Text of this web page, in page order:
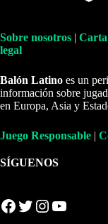
Sobre nosotros | Carta
legal
Balón Latino es un
información sobre
en Europa, Asia y
Juego Responsable |
SÍGUENOS
Facebook Twitter Instagram YouTube